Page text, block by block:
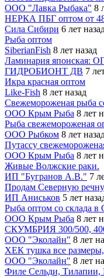
ООО "Лавка Рыбака" 8
НЕРКА ПБГ оптом от
Сила Сибири 6 лет
Рыба оптом
SiberianFish 8 лет назад
Ламинария японская:
ГИДРОБИОНТ ДВ 7
Икра красная оптом
Like-Fish 8 лет назад
Свежемороженая рыба
ООО Крым Рыба 8 лет
Рыба свежемороженая
ООО Рыбком 8 лет
Путассу
ООО Крым Рыба 8 лет
Живые Волжские раки.
ИП "Бугранов А.В." 7
Продам Северную
ИП Аниськов 5 лет
Рыба оптом со склада в
ООО Крым Рыба 8 лет
СКУМБРИЯ 300/500,
ООО "Эколайн" 8 лет
ХЕК тушка все
ООО "Эколайн" 8 лет
Филе Сельди, Тилапии,